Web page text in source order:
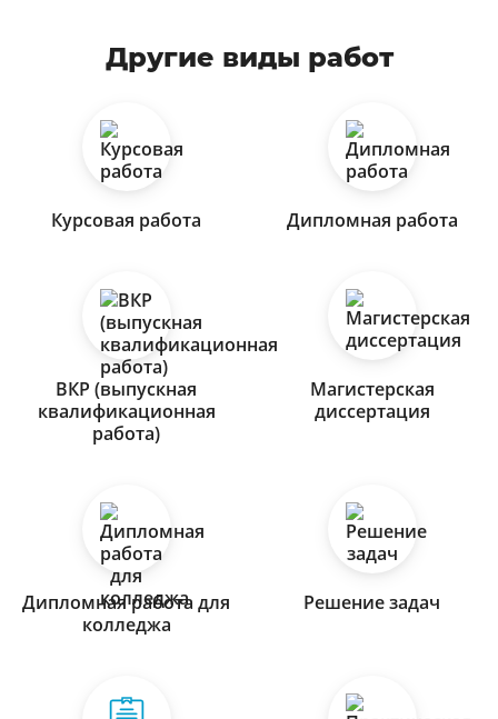
Другие виды работ
Курсовая работа Дипломная работа
ВКР (выпускная
квалификационная
работа)
Магистерская
диссертация
Дипломная работа для
колледжа
Решение задач